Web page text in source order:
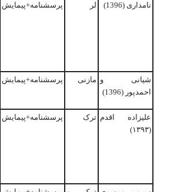
نامداری (1396) لر پرسشنامه+پیمایش
شیانی و
احمدپور (1396)
مازنی پرسشنامه+پیمایش
علیزاده اقدم
(۱۳۹۳)
ترک پرسشنامه+پیمایش